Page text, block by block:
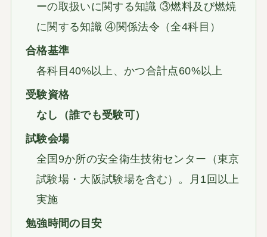
ーの取扱いに関する知識 ③燃料及び燃焼
に関する知識 ④関係法令（全4科目）
合格基準
各科目40%以上、かつ合計点60%以上
受験資格
なし（誰でも受験可）
試験会場
全国9か所の安全衛生技術センター（東京
試験場・大阪試験場を含む）。月1回以上
実施
勉強時間の目安